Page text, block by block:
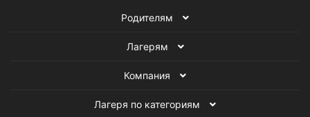
Летние робототехнические лагеря
Летние технические лагеря
Летние образовательные лагеря
Родителям
Лагерям
Компания
Лагеря по категориям